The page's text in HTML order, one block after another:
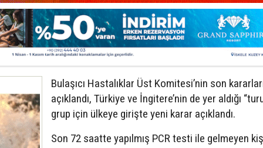
Bulaşıcı Hastalıklar Üst Komitesi’nin son
açıklandı, Türkiye ve İngitere’nin de yer aldığı
grup için ülkeye girişte yeni karar açıklandı.
Son 72 saatte yapılmış PCR testi ile gelmeyen